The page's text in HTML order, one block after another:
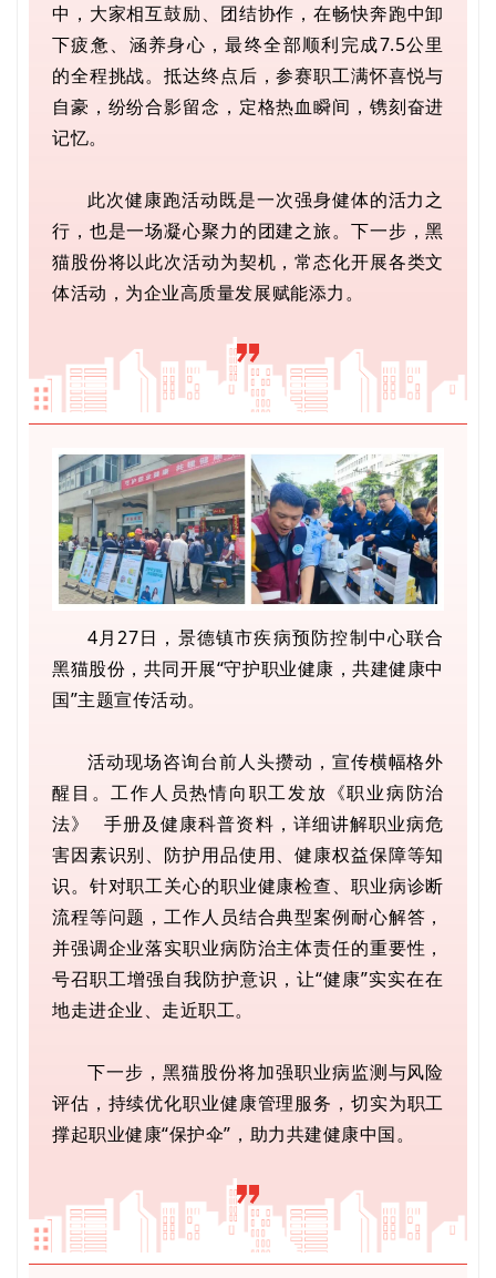
中，大家相互鼓励、团结协作，在畅快奔跑中卸
下疲惫、涵养身心，最终全部顺利完成7.5公里
的全程挑战。抵达终点后，参赛职工满怀喜悦与
自豪，纷纷合影留念，定格热血瞬间，镌刻奋进
记忆。
此次健康跑活动既是一次强身健体的活力之
行，也是一场凝心聚力的团建之旅。下一步，黑
猫股份将以此次活动为契机，常态化开展各类文
体活动，为企业高质量发展赋能添力。
4月27日，景德镇市疾病预防控制中心联合
黑猫股份，共同开展“守护职业健康，共建健康中
国”主题宣传活动。
活动现场咨询台前人头攒动，宣传横幅格外
醒目。工作人员热情向职工发放 《职业病防治
法》
手册及健康科普资料，详细讲解职业病危
害因素识别、防护用品使用、健康权益保障等知
识。针对职工关心的职业健康检查、职业病诊断
流程等问题，工作人员结合典型案例耐心解答，
并强调企业落实职业病防治主体责任的重要性，
号召职工增强自我防护意识，让“健康”实实在在
地走进企业、走近职工。
下一步，黑猫股份将加强职业病监测与风险
评估，持续优化职业健康管理服务，切实为职工
撑起职业健康“保护伞”，助力共建健康中国。